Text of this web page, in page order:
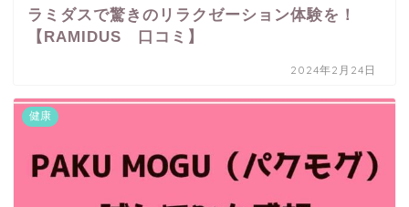
ラミダスで驚きのリラクゼーション体験を！
【RAMIDUS 口コミ】
2024年2月24日
健康